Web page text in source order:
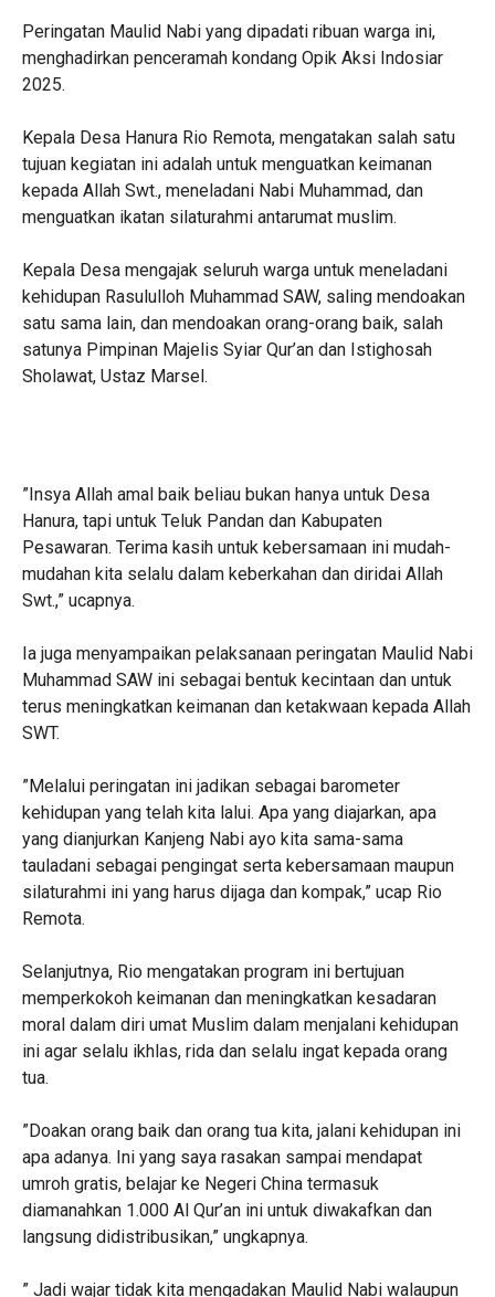
‎Peringatan Maulid Nabi yang dipadati ribuan warga ini,
menghadirkan penceramah kondang Opik Aksi Indosiar
2025.
‎Kepala Desa Hanura Rio Remota, mengatakan salah satu
tujuan kegiatan ini adalah untuk menguatkan keimanan
kepada Allah Swt., meneladani Nabi Muhammad, dan
menguatkan ikatan silaturahmi antarumat muslim.
‎Kepala Desa mengajak seluruh warga untuk meneladani
kehidupan Rasululloh Muhammad SAW, saling mendoakan
satu sama lain, dan mendoakan orang-orang baik, salah
satunya Pimpinan Majelis Syiar Qur’an dan Istighosah
Sholawat, Ustaz Marsel.
‎”Insya Allah amal baik beliau bukan hanya untuk Desa
Hanura, tapi untuk Teluk Pandan dan Kabupaten
Pesawaran. Terima kasih untuk kebersamaan ini mudah-
mudahan kita selalu dalam keberkahan dan diridai Allah
Swt.,” ucapnya.
‎Ia juga menyampaikan pelaksanaan peringatan Maulid Nabi
Muhammad SAW ini sebagai bentuk kecintaan dan untuk
terus meningkatkan keimanan dan ketakwaan kepada Allah
SWT.
‎”Melalui peringatan ini jadikan sebagai barometer
kehidupan yang telah kita lalui. Apa yang diajarkan, apa
yang dianjurkan Kanjeng Nabi ayo kita sama-sama
tauladani sebagai pengingat serta kebersamaan maupun
silaturahmi ini yang harus dijaga dan kompak,” ucap Rio
Remota.
‎Selanjutnya, Rio mengatakan program ini bertujuan
memperkokoh keimanan dan meningkatkan kesadaran
moral dalam diri umat Muslim dalam menjalani kehidupan
ini agar selalu ikhlas, rida dan selalu ingat kepada orang
tua.
‎”Doakan orang baik dan orang tua kita, jalani kehidupan ini
apa adanya. Ini yang saya rasakan sampai mendapat
umroh gratis, belajar ke Negeri China termasuk
diamanahkan 1.000 Al Qur’an ini untuk diwakafkan dan
langsung didistribusikan,” ungkapnya.
‎” Jadi wajar tidak kita mengadakan Maulid Nabi walaupun